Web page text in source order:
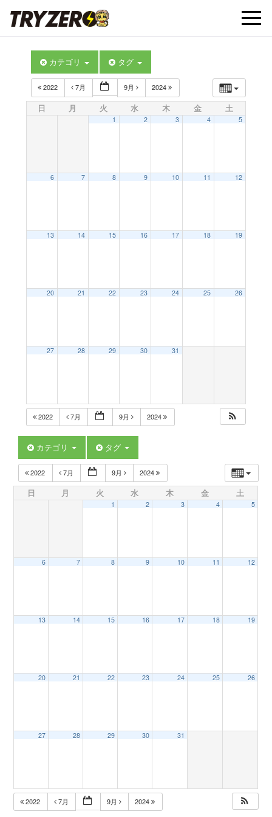
t
t
i
カテゴリ タグ
2022 7月 9月 2024
日 月 火 水 木 金 土
1 2 3 4 5
6 7 8 9 10 11 12
13 14 15 16 17 18 19
20 21 22 23 24 25 26
27 28 29 30 31
2022 7月 9月 2024
カテゴリ タグ
2022 7月 9月 2024
日 月 火 水 木 金 土
1 2 3 4 5
6 7 8 9 10 11 12
13 14 15 16 17 18 19
20 21 22 23 24 25 26
27 28 29 30 31
2022 7月 9月 2024